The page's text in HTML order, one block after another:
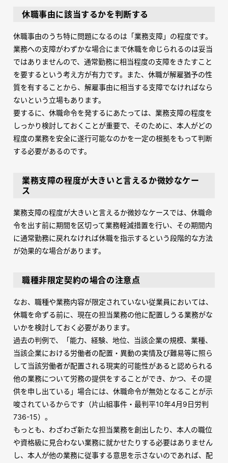
休職事由に該当するかを判断する
休職事由のうち特に問題になるのは「業務支障」の程度です。
業務への支障がわずかな場合にまで休職を命じられるのは妥当
ではありませんので、通常勤務に相当程度の支障をきたすこと
を要するという考え方が有力です。また、休職が解雇猶予の性
質を有することから、解雇事由に相当する支障でなければなら
ないという立場もあります。
要するに、休職命令を発するにあたっては、業務支障の程度を
しっかり検討しておくことが重要で、そのために、本人がどの
程度の業務を安全に遂行可能なのかを一定の根拠をもって判断
する必要があるのです。
業務支障の程度が大きいと言えるか微妙なケー
ス
業務支障の程度が大きいと言えるか微妙なケースでは、休職命
令を出す前に期間を区切って業務軽減措置を行い、その期間内
に通常勤務に戻れなければ休職を指示するという段階的な方法
が効果的な場合があります。
職種非限定契約の場合の注意点
なお、職種や業務内容が限定されていない従業員においては、
休職を命ずる前に、現在の担当業務の他に配置しうる業務がな
いかを検討しておく必要があります。
過去の判例で、「能力、経験、地位、当該企業の規模、業種、
当該企業における労働者の配置・異動の実情及び難易等に照ら
して当該労働者が配置される現実的可能性があると認められる
他の業務について労務の提供をすることができ、かつ、その提
供を申し出ている」場合には、休職命令が無効となることが示
唆されているからです（片山組事件・最判平10年4月9日労判
736-15）。
もっとも、わざわざ新たな担当業務を創出したり、本人の職位
や資格級に見合わない業務に就かせたりする必要はありません
し、本人が他の業務に従事する意思を示さないのであれば、配